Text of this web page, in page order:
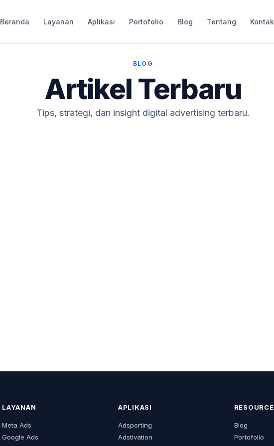
Beranda Layanan Aplikasi Portofolio Blog Tentang Kontak
BLOG
Artikel Terbaru
Tips, strategi, dan insight digital advertising terbaru.
LAYANAN
Meta Ads
Google Ads
APLIKASI
Adsporting
Adstivation
Blog
Portofolio